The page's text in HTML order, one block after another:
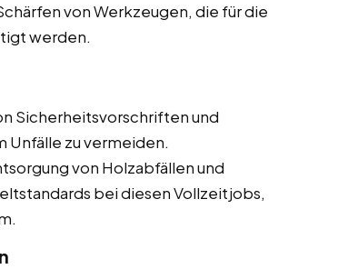
von Werkzeugen, die für die
werden.
Sicherheitsvorschriften und
Unfälle zu vermeiden.
von Holzabfällen und
bei diesen Vollzeitjobs,